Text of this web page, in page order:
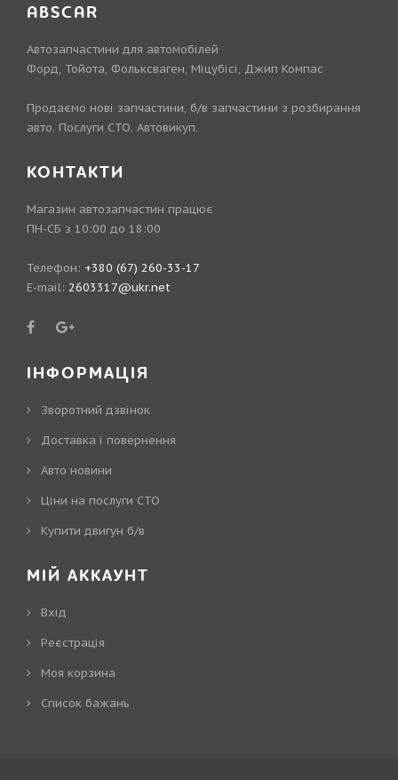
ABSCAR
Автозапчастини для автомобілей
Форд, Тойота, Фольксваген, Міцубісі, Джип Компас
Продаємо нові запчастини, б/в запчастини з розбирання
авто. Послуги СТО. Автовикуп.
КОНТАКТИ
Магазин автозапчастин працює
ПН-СБ з 10:00 до 18:00
Телефон: +380 (67) 260-33-17
E-mail: 2603317@ukr.net
ІНФОРМАЦІЯ
Зворотний дзвінок
Доставка і повернення
Авто новини
Ціни на послуги СТО
Купити двигун б/в
МІЙ АККАУНТ
Вхід
Реєстрація
Моя корзина
Cписок бажань